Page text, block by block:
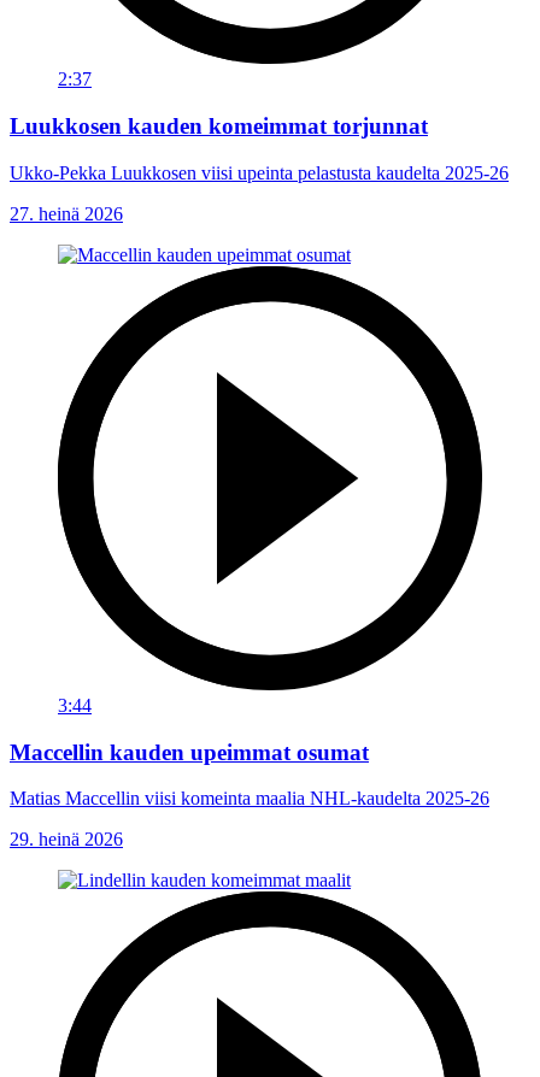
2:37
Luukkosen kauden komeimmat torjunnat
Ukko-Pekka Luukkosen viisi upeinta pelastusta kaudelta 2025-26
27. heinä 2026
3:44
Maccellin kauden upeimmat osumat
Matias Maccellin viisi komeinta maalia NHL-kaudelta 2025-26
29. heinä 2026